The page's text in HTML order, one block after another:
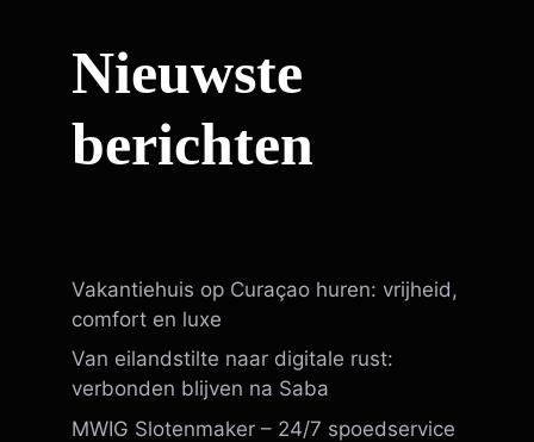
Nieuwste
berichten
Vakantiehuis op Curaçao huren: vrijheid,
comfort en luxe
Van eilandstilte naar digitale rust:
verbonden blijven na Saba
MWIG Slotenmaker – 24/7 spoedservice